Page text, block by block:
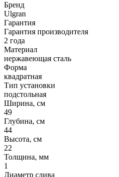
Бренд
Ulgran
Гарантия
Гарантия производителя
2 года
Материал
нержавеющая сталь
Форма
квадратная
Тип установки
подстольная
Ширина, см
49
Глубина, см
44
Высота, см
22
Толщина, мм
1
Диаметр слива